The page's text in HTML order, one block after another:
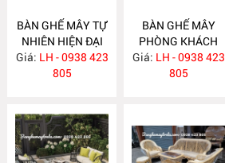
BÀN GHẾ MÂY TỰ
NHIÊN HIỆN ĐẠI
MA763
Giá: LH - 0938 423
805
BÀN GHẾ MÂY
PHÒNG KHÁCH
MA762
Giá: LH - 0938 423
805